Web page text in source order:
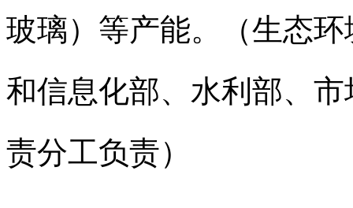
玻璃）等产能。（生态
和信息化部、水利部、
责分工负责）